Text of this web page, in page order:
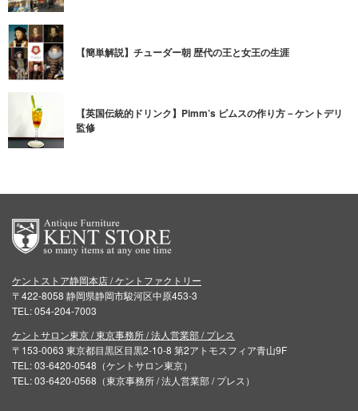
【簡単解説】チューダー朝 歴代の王と女王の生涯
【英国伝統的ドリンク】Pimm’s ピムスの作り方－ケントデリ
監修
ケントストア静岡本店 / ケントファクトリー
〒422-8058 静岡県静岡市駿河区中原453-3
TEL: 054-204-7003
ケントサロン東京 / 東京事務所 / 法人営業部 / プレス
〒153-0063 東京都目黒区目黒2-10-8 第2アトモスフィア青山9F
TEL: 03-6420-0548（ケントサロン東京）
TEL: 03-6420-0568（東京事務所 / 法人営業部 / プレス）